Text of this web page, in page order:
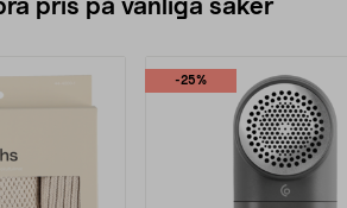
pris på vanliga saker
-25%